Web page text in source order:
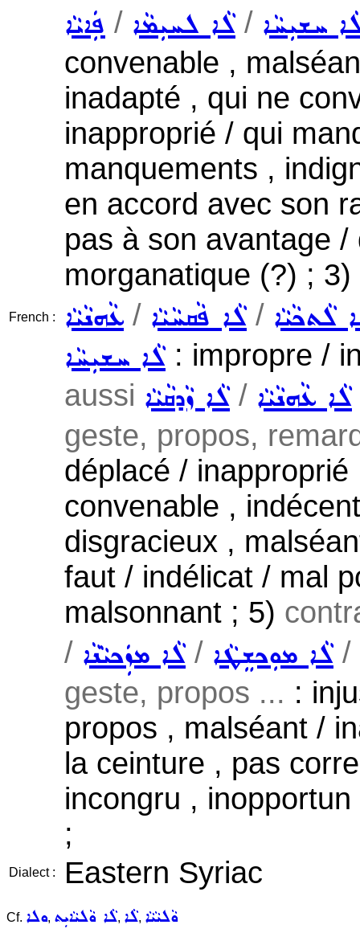
French :
ܦܲܐܝܵܐ / ܠܵܐ ܠܚܝܼܡܵܐ/ ܚܫܝܼܚܵܐ
convenable ,
inadapté , qui ne
inapproprié / qui
manquements ,
en accord avec son
pas à son avantage
morganatique (?) ; 3)
ܥܵܗܢܵܝܵܐ / ܠܵܐ ܦܵܩܚܵܝܵܐ/ ܠܵܬܟܵܝܵܐ
ܠܵܐ ܚܫܝܼܚܵܐ: impropre /
aussi ܠܵܐ ܙܵܕܩܵܝܵܐ/ ܠܵܐ ܥܵܗܢܵܝܵܐ
geste, propos,
déplacé /
convenable ,
disgracieux ,
faut / indélicat / mal
malsonnant ; 5)
/ ܠܵܐ ܡܙܲܟܝܵܢܵܐ/ ܠܵܐ ܡܘܼܟܫܸܛܵܐ/
geste, propos ... :
propos , malséant /
la ceinture , pas
incongru ,
;
Dialect : Eastern Syriac
Cf. ܘܠܐ, ܠܵܐ ܘܵܠܝܵܐܝܼܬ, ܠܵܐ, ܘܵܠܝܵܝܵܐ